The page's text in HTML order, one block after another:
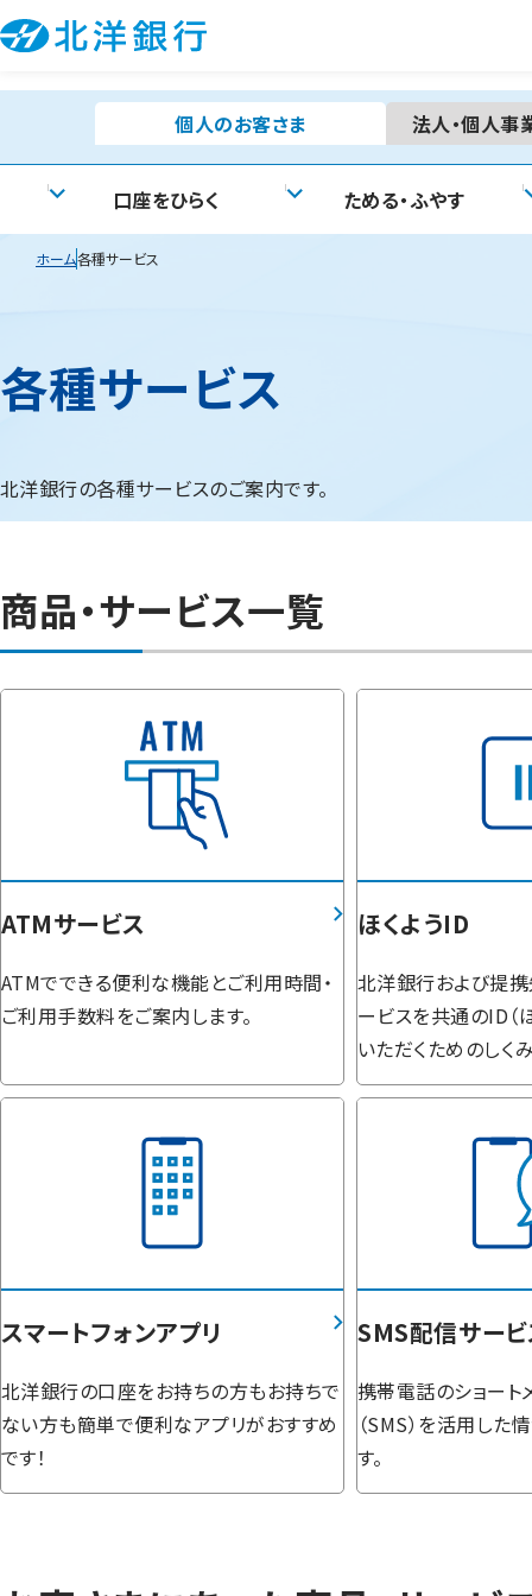
個人のお客さま 法人・個人事
口座をひらく ためる・ふやす
ホーム各種サービス
各種サービス
北洋銀行の各種サービスのご案内です。
商品・サービス一覧
ATMサービス
ATMでできる便利な機能とご利用時間・
ご利用手数料をご案内します。
ほくようID
北洋銀行および提
ービスを共通のID（
いただくためのしく
スマートフォンアプリ
北洋銀行の口座をお持ちの方もお持ちで
ない方も簡単で便利なアプリがおすすめ
です！
SMS配信サー
携帯電話のショート
（SMS）を活用した
す。